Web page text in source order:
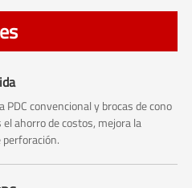
PDC convencional y brocas de cono
el ahorro de costos, mejora la